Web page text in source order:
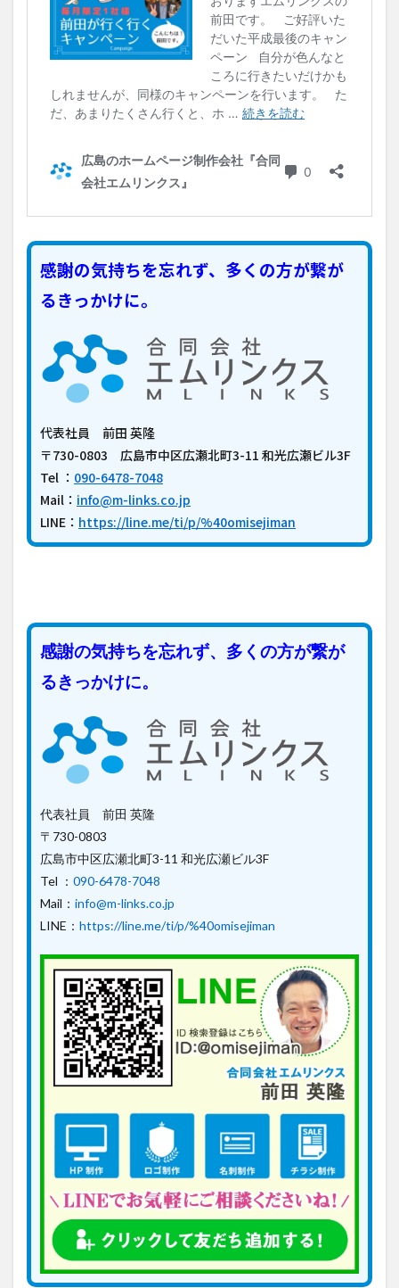
感謝の気持ちを忘れず、多くの方が繋が
るきっかけに。
代表社員 前田 英隆
〒730-0803 広島市中区広瀬北町3-11 和光広瀬ビル3F
Tel ： 090-6478-7048
Mail： info@m-links.co.jp
LINE： https://line.me/ti/p/%40omisejiman
感謝の気持ちを忘れず、多くの方が繋が
るきっかけに。
代表社員 前田 英隆
〒730-0803
広島市中区広瀬北町3-11 和光広瀬ビル3F
Tel ： 090-6478-7048
Mail： info@m-links.co.jp
LINE： https://line.me/ti/p/%40omisejiman